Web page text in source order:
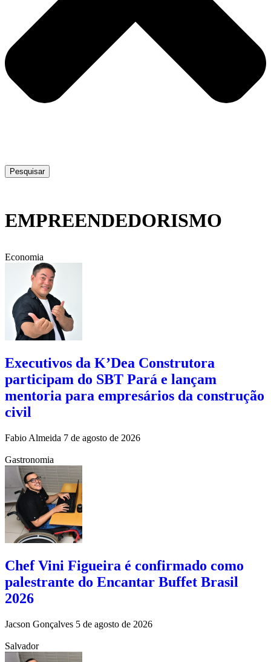
Pesquisar
EMPREENDEDORISMO
Economia
Executivos da K’Dea Construtora
participam do SBT Pará e lançam
mentoria para empresários da construção
civil
Fabio Almeida 7 de agosto de 2026
Gastronomia
Chef Vini Figueira é confirmado como
palestrante do Encantar Buffet Brasil
2026
Jacson Gonçalves 5 de agosto de 2026
Salvador